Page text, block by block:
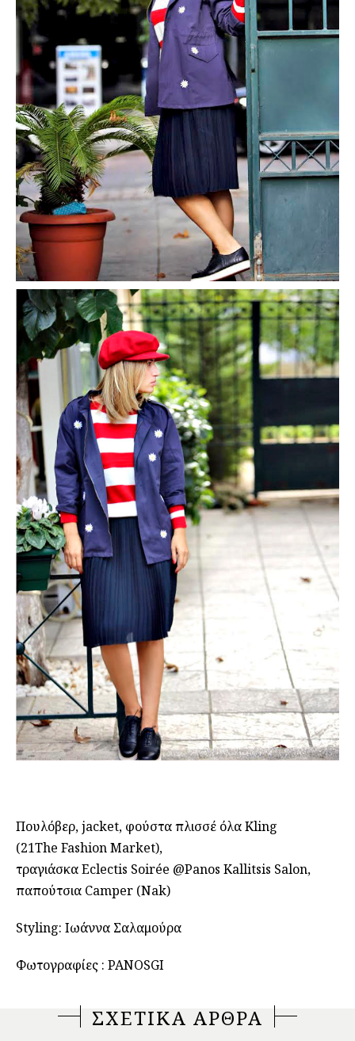
Πουλόβερ, jacket, φούστα πλισσέ όλα Kling
(21The Fashion Market),
τραγιάσκα Eclectis Soirée @Panos Kallitsis Salon,
παπούτσια Camper (Nak)
Styling: Ιωάννα Σαλαμούρα
Φωτογραφίες : PANOSGI
ΣΧΕΤΙΚΑ ΑΡΘΡΑ